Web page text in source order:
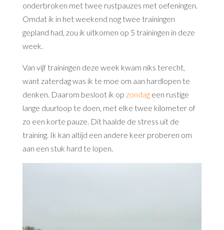
onderbroken met twee rustpauzes met oefeningen.
Omdat ik in het weekend nog twee trainingen
gepland had, zou ik uitkomen op 5 trainingen in deze
week.
Van vijf trainingen deze week kwam niks terecht,
want zaterdag was ik te moe om aan hardlopen te
denken. Daarom besloot ik op zondageen rustige
lange duurloop te doen, met elke twee kilometer of
zo een korte pauze. Dit haalde de stress uit de
training. Ik kan altijd een andere keer proberen om
aan een stuk hard te lopen.